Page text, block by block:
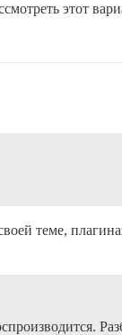
этот
теме,